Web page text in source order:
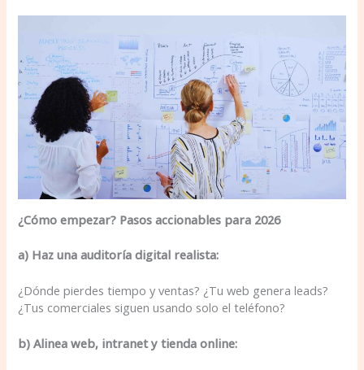
¿Cómo empezar? Pasos accionables para 2026
a) Haz una auditoría digital realista:
¿Dónde pierdes tiempo y ventas? ¿Tu web genera leads?
¿Tus comerciales siguen usando solo el teléfono?
b) Alinea web, intranet y tienda online: